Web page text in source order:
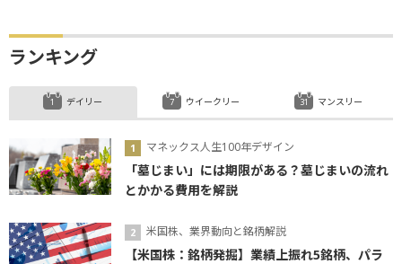
ランキング
デイリー
マネックス人生100年デザイン
「墓じまい」には期限がある？墓じまいの流れ
とかかる費用を解説
米国株、業界動向と銘柄解説
【米国株：銘柄発掘】業績上振れ5銘柄、パラ
ウイークリー マンスリー